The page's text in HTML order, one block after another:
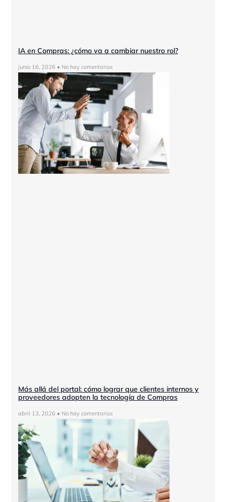
IA en Compras: ¿cómo va a cambiar nuestro rol?
junio 16, 2026 No hay comentarios
Más allá del portal: cómo lograr que clientes internos y
proveedores adopten la tecnología de Compras
abril 13, 2026 No hay comentarios